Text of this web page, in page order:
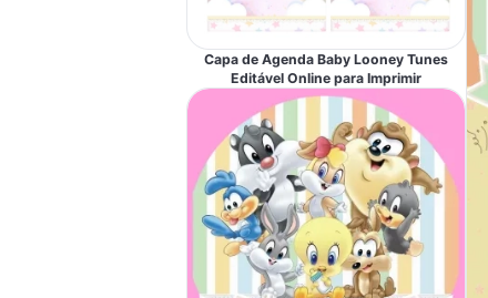
Capa de Agenda Baby Looney Tunes
Editável Online para Imprimir